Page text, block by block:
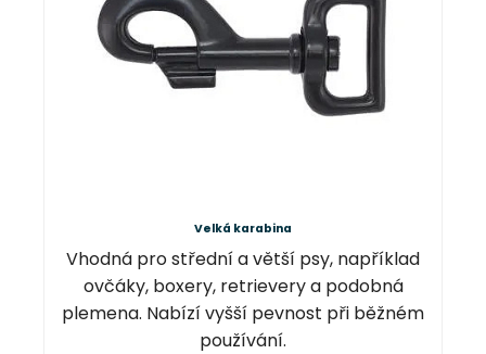
Velká karabina
Vhodná pro střední a větší psy, například
ovčáky, boxery, retrievery a podobná
plemena. Nabízí vyšší pevnost při běžném
používání.